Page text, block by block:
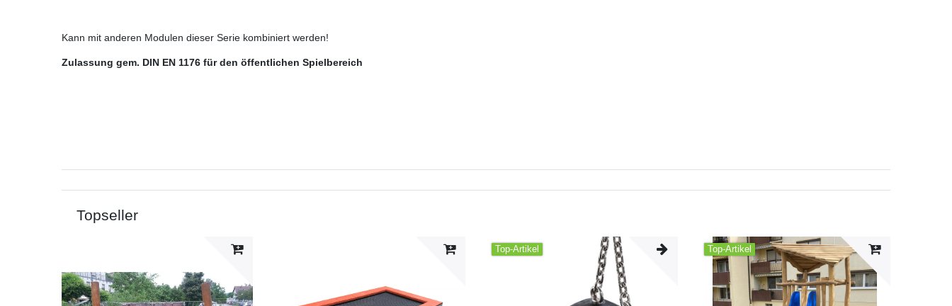
Kann mit anderen Modulen dieser Serie kombiniert werden!
Zulassung gem. DIN EN 1176 für den öffentlichen Spielbereich
Topseller
Top-Artikel Top-Artikel